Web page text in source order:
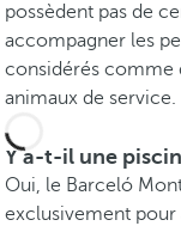
possèdent pas de
accompagner les
considérés comme
animaux de service.
Y a-t-il une
Oui, le Barceló
exclusivement pour